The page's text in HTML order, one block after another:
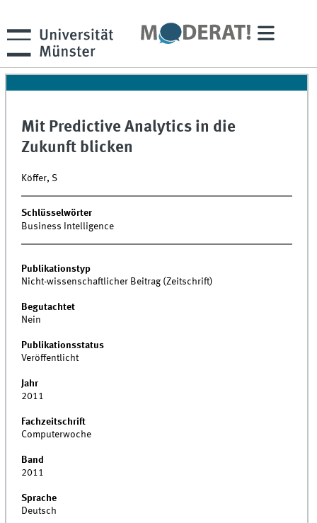
Mit Predictive Analytics in die
Zukunft blicken
Köffer, S
Schlüsselwörter
Business Intelligence
Publikationstyp
Nicht-wissenschaftlicher Beitrag (Zeitschrift)
Begutachtet
Nein
Publikationsstatus
Veröffentlicht
Jahr
2011
Fachzeitschrift
Computerwoche
Band
2011
Sprache
Deutsch